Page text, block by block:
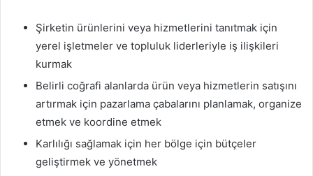
Şirketin ürünlerini veya hizmetlerini tanıtmak için
yerel işletmeler ve topluluk liderleriyle iş ilişkileri
kurmak
Belirli coğrafi alanlarda ürün veya hizmetlerin satışını
artırmak için pazarlama çabalarını planlamak, organize
etmek ve koordine etmek
Karlılığı sağlamak için her bölge için bütçeler
geliştirmek ve yönetmek